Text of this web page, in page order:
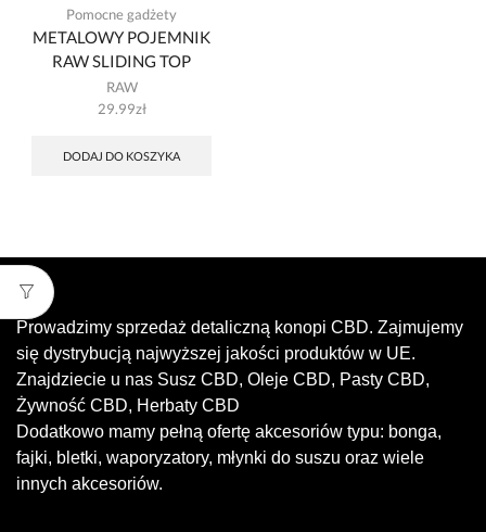
Pomocne gadżety
METALOWY POJEMNIK
RAW SLIDING TOP
RAW
29.99zł
DODAJ DO KOSZYKA
Prowadzimy sprzedaż detaliczną konopi CBD. Zajmujemy
się dystrybucją najwyższej jakości produktów w UE.
Znajdziecie u nas Susz CBD, Oleje CBD, Pasty CBD,
Żywność CBD, Herbaty CBD
Dodatkowo mamy pełną ofertę akcesoriów typu: bonga,
fajki, bletki, waporyzatory, młynki do suszu oraz wiele
innych akcesoriów.